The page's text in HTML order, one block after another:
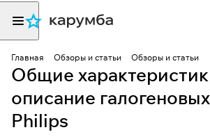
Главная Обзоры и статьи Обзоры и статьи
Общие
описание
Philips